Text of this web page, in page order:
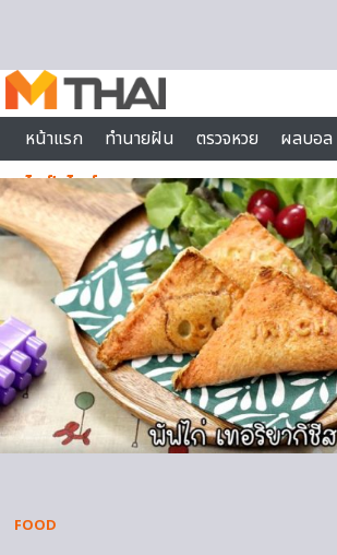
หน้าแรก
ทำนายฝัน ตรวจหวย ผลบอล
ไลฟ์สไตล์
FOOD